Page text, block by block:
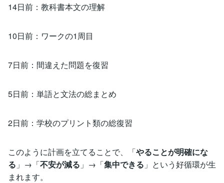
14日前：教科書本文の理解
10日前：ワークの1周目
7日前：間違えた問題を復習
5日前：単語と文法の総まとめ
2日前：学校のプリント類の総復習
このように計画を立てることで、「やることが明確にな
る 」→「不安が減る 」→「集中できる 」という好循環が生
まれます。